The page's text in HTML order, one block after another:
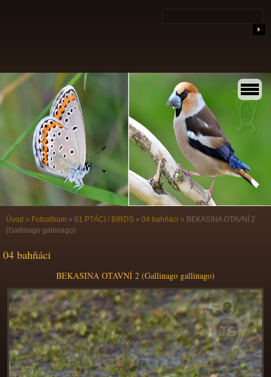
Úvod » Fotoalbum » 01 PTÁCI / BIRDS » 04 bahňáci » BEKASINA OTAVNÍ 2
(Gallinago gallinago)
04 bahňáci
BEKASINA OTAVNÍ 2 (Gallinago gallinago)